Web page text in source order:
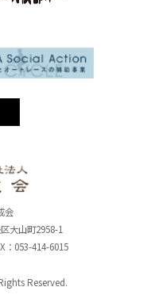
会
大山町2958-1
：053-414-6015
Reserved.